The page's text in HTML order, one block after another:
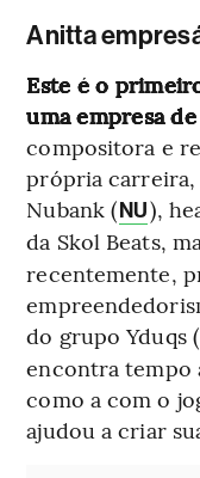
Anitta
Este é o
uma empresa
compositora e
própria carreira,
Nubank (NU),
da Skol Beats,
recentemente,
do grupo Yduqs (
encontra tempo
como a com o
ajudou a criar